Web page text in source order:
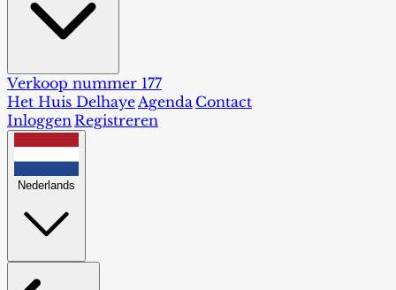
Verkoop nummer 177
Het Huis DelhayeAgenda Contact
InloggenRegistreren
Nederlands